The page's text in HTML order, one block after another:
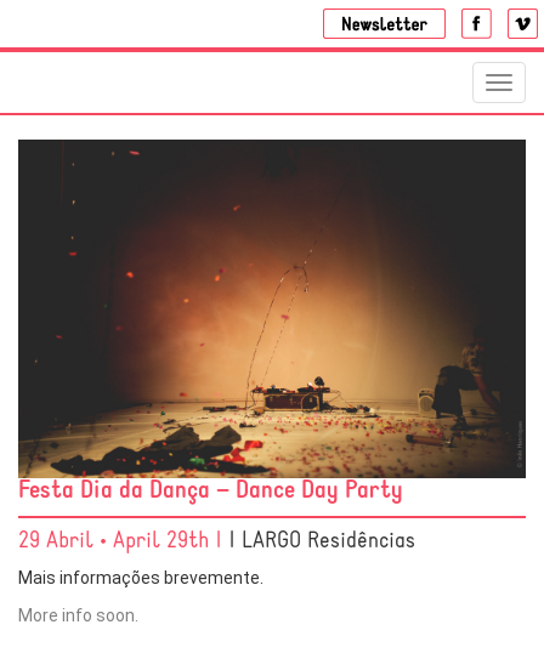
Festa Dia da Dança – Dance Day Party
29 Abril • April 29th | | LARGO Residências
Mais informações brevemente.
More info soon.